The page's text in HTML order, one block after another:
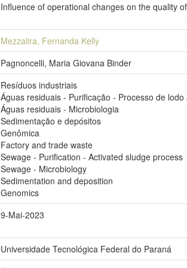
Influence of operational changes on the quality
Mezzalira, Fernanda Kelly
Pagnoncelli, Maria Giovana Binder
Resíduos industriais
Águas residuais - Purificação - Processo de lodo
Águas residuais - Microbiologia
Sedimentação e depósitos
Genômica
Factory and trade waste
Sewage - Purification - Activated sludge process
Sewage - Microbiology
Sedimentation and deposition
Genomics
9-Mai-2023
Universidade Tecnológica Federal do Paraná